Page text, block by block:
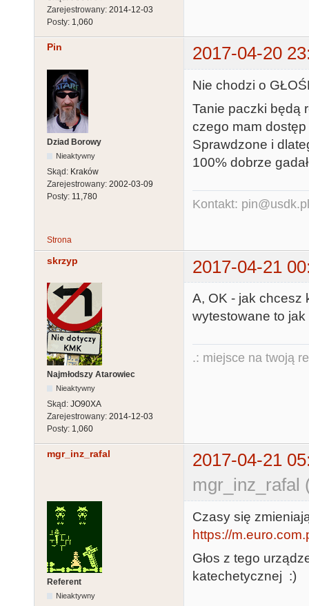
Zarejestrowany: 2014-12-03
Posty: 1,060
Pin 2017-04-20
Dziad Borowy
Nieaktywny
Skąd: Kraków
Zarejestrowany: 2002-03-09
Posty: 11,780
Nie chodzi o
Tanie paczki będą
czego mam
Sprawdzone i
100% dobrze
Kontakt: pin@usdk.pl
Strona
skrzyp 2017-04-21
Najmłodszy Atarowiec
Nieaktywny
Skąd: JO90XA
Zarejestrowany: 2014-12-03
Posty: 1,060
A, OK - jak chcesz
wytestowane to
.: miejsce na twoją
mgr_inz_rafal
2017-04-21
mgr_inz_rafal
Referent
Nieaktywny
Czasy się
https://
Głos z tego
katechetycznej :)